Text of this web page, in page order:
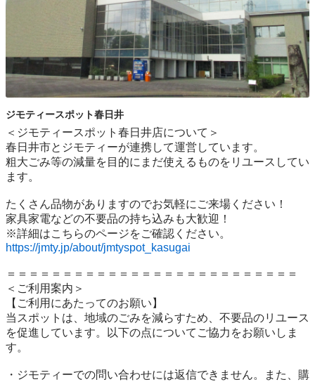
ジモティースポット春日井
＜ジモティースポット春日井店について＞
春日井市とジモティーが連携して運営しています。
粗⼤ごみ等の減量を⽬的にまだ使えるものをリユースしてい
ます。
たくさん品物がありますのでお気軽にご来場ください！
家具家電などの不要品の持ち込みも大歓迎！
https://jmty.jp/about/jmtyspot_kasugai
＝＝＝＝＝＝＝＝＝＝＝＝＝＝＝＝＝＝＝＝＝＝＝＝＝＝
＜ご利用案内＞
【ご利用にあたってのお願い】
当スポットは、地域のごみを減らすため、不要品のリユース
を促進しています。以下の点についてご協力をお願いしま
す。
・ジモティーでの問い合わせには返信できません。また、購